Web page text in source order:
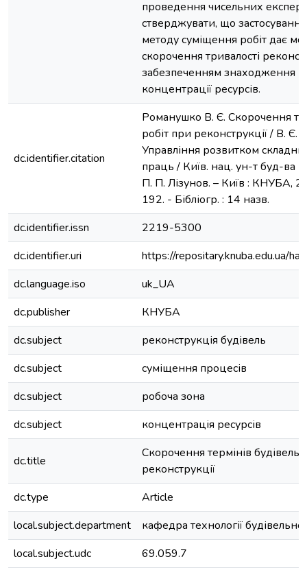
проведення чисельних
стверджувати, що
методу суміщення робіт дає
скорочення тривалості
забезпеченням знаходження
концентрації ресурсів.
dc.identifier.citation
Романушко В. Є. Скорочення
робіт при реконструкції / В.
Управління розвитком
праць / Київ. нац. ун-т буд-ва і
П. П. Лізунов. – Київ : КНУБА,
192. - Бібліогр. : 14 назв.
dc.identifier.issn
2219-5300
dc.identifier.uri
https://repositary.knuba.edu.ua/
dc.language.iso
uk_UA
dc.publisher
КНУБА
dc.subject
реконструкція будівель
dc.subject
суміщення процесів
dc.subject
робоча зона
dc.subject
концентрація ресурсів
dc.title
Скорочення термінів
реконструкції
dc.type
Article
local.subject.department
кафедра технології
local.subject.udc
69.059.7